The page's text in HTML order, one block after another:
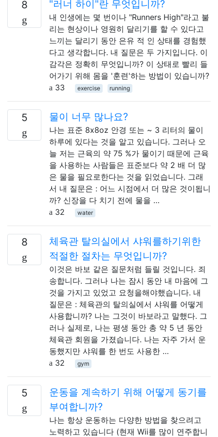
8 "러너 하이"란 무엇입니까?
내 인생에는 몇 번이나 "Runners High"라고 불
리는 현상이나 영원히 달리기를 할 수 있다고
느끼는 달리기 동안 은유 적 인 상태를 경험했
다고 생각합니다. 내 질문은 두 가지입니다. 이
감각은 ​​정확히 무엇입니까? 이 상태로 빨리 들
어가기 위해 몸을 '훈련'하는 방법이 있습니까?
33
exercise running
5 물이 너무 많나요?
나는 표준 8x8oz 안경 또는 ~ 3 리터의 물이
하루에 있다는 것을 알고 있습니다. 그러나 오
늘 저는 근육의 약 75 %가 물이기 때문에 근육
을 사용하는 사람들은 표준보다 약 2 배 더 많
은 물을 필요로한다는 것을 읽었습니다. 그래
서 내 질문은 : 어느 시점에서 더 많은 것이됩니
까? 신장을 다 치기 전에 물을 …
32
water
8
체육관 탈의실에서 샤워를하기위한
적절한 절차는 무엇입니까?
이것은 바보 같은 질문처럼 들릴 것입니다. 죄
송합니다. 그러나 나는 잠시 동안 내 마음에 그
것을 가지고 있었고 요청을해야했습니다. 내
질문은 : 체육관의 탈의실에서 샤워를 어떻게
사용합니까? 나는 그것이 바보라고 말했다. 그
러나 실제로, 나는 평생 동안 총 약 5 년 동안
체육관 회원을 가졌습니다. 나는 자주 가서 운
동했지만 샤워를 한 번도 사용한 …
32
gym
5
운동을 계속하기 위해 어떻게 동기를
부여합니까?
나는 항상 운동하는 다양한 방법을 찾으려고
노력하고 있습니다 (현재 Wii를 많이 연주합니